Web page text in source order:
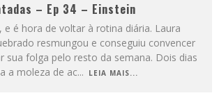
– Ep 34 – Einstein
e é hora de voltar à rotina diária. Laura
resmungou e conseguiu convencer
sua folga pelo resto da semana. Dois dias
a moleza de ac... LEIA MAIS...